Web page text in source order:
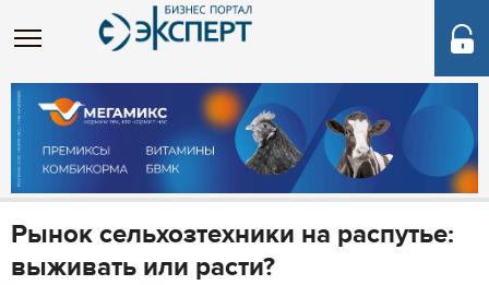
Рынок сельхозтехники на распутье:
выживать или расти?